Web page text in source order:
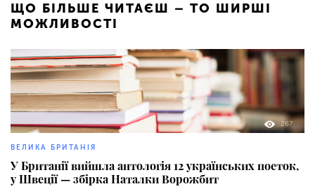
ЩО БІЛЬШЕ ЧИТАЄШ – ТО ШИРШІ
МОЖЛИВОСТІ
267
ВЕЛИКА БРИТАНІЯ
У Британії вийшла антологія 12 українських поеток,
у Швеції — збірка Наталки Ворожбит